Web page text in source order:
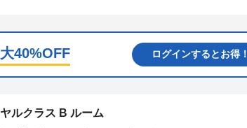
40%OFF ログインするとお得！
ルクラス B ルーム